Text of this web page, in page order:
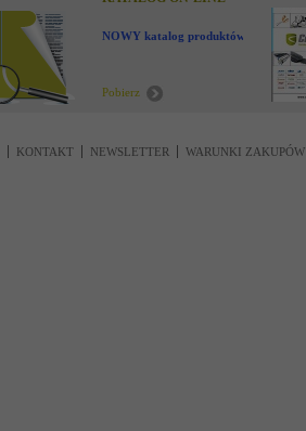
NOWY katalog produktów !
Pobierz
KONTAKT NEWSLETTER WARUNKI ZAKUPÓW